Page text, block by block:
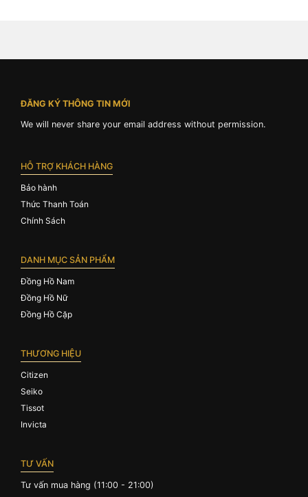
ĐĂNG KÝ THÔNG TIN MỚI
We will never share your email address without permission.
HỖ TRỢ KHÁCH HÀNG
Bảo hành
Thức Thanh Toán
Chính Sách
DANH MỤC SẢN PHẨM
Đồng Hồ Nam
Đồng Hồ Nữ
Đồng Hồ Cặp
THƯƠNG HIỆU
Citizen
Seiko
Tissot
Invicta
TƯ VẤN
Tư vấn mua hàng (11:00 - 21:00)